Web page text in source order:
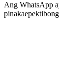
Ang WhatsApp